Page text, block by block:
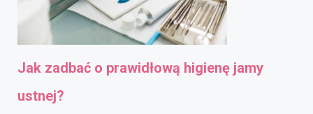
Jak zadbać o prawidłową higienę jamy
ustnej?